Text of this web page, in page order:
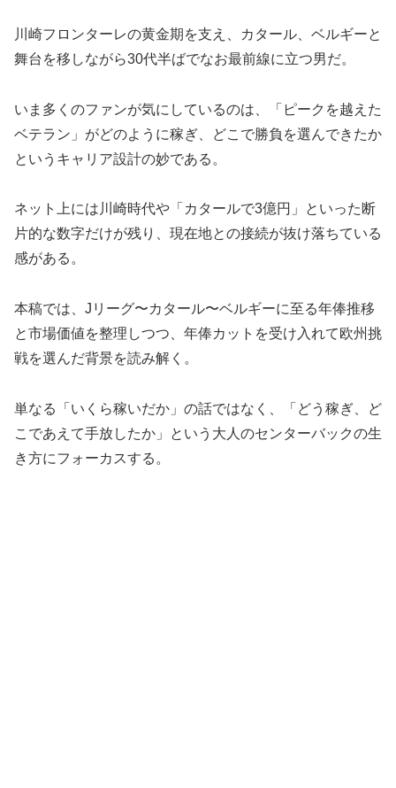
川崎フロンターレの黄金期を支え、カタール、ベルギーと
舞台を移しながら30代半ばでなお最前線に立つ男だ。
いま多くのファンが気にしているのは、「ピークを越えた
ベテラン」がどのように稼ぎ、どこで勝負を選んできたか
というキャリア設計の妙である。
ネット上には川崎時代や「カタールで3億円」といった断
片的な数字だけが残り、現在地との接続が抜け落ちている
感がある。
本稿では、Jリーグ〜カタール〜ベルギーに至る年俸推移
と市場価値を整理しつつ、年俸カットを受け入れて欧州挑
戦を選んだ背景を読み解く。
単なる「いくら稼いだか」の話ではなく、「どう稼ぎ、ど
こであえて手放したか」という大人のセンターバックの生
き方にフォーカスする。